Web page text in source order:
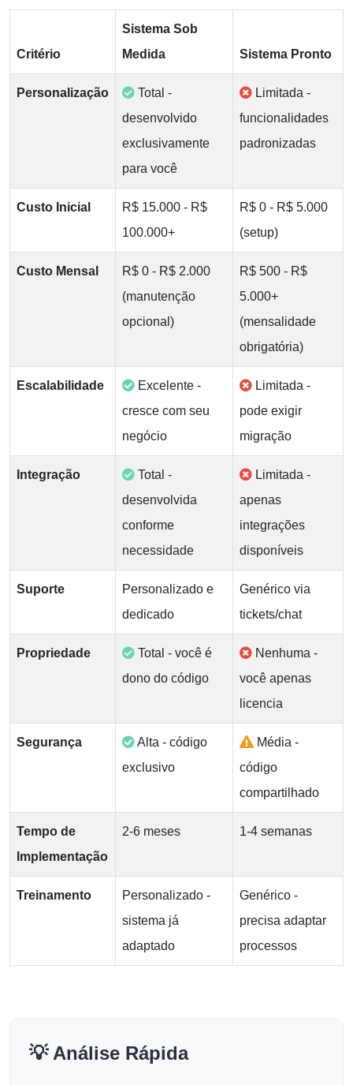
Critério
Sistema Sob
Medida
Sistema Pronto
Personalização
Total -
desenvolvido
exclusivamente
para você
Limitada -
funcionalidades
padronizadas
Custo Inicial
R$ 15.000 - R$
100.000+
R$ 0 - R$ 5.000
(setup)
Custo Mensal
R$ 0 - R$ 2.000
(manutenção
opcional)
R$ 500 - R$
5.000+
(mensalidade
obrigatória)
Escalabilidade
Excelente -
cresce com seu
negócio
Limitada -
pode exigir
migração
Integração
Total -
desenvolvida
conforme
necessidade
Limitada -
apenas
integrações
disponíveis
Suporte
Personalizado e
dedicado
Genérico via
tickets/chat
Propriedade
Total - você é
dono do código
Nenhuma -
você apenas
licencia
Segurança
Alta - código
exclusivo
Média -
código
compartilhado
Tempo de
Implementação
2-6 meses 1-4 semanas
Treinamento
Personalizado -
sistema já
adaptado
Genérico -
precisa adaptar
processos
💡 Análise Rápida